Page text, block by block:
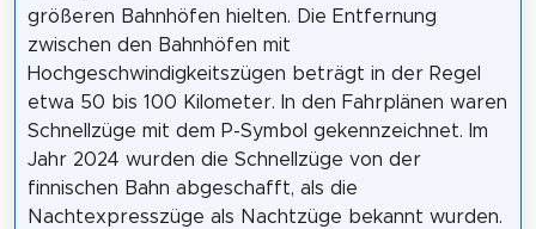
größeren Bahnhöfen hielten. Die Entfernung
zwischen den Bahnhöfen mit
Hochgeschwindigkeitszügen beträgt in der Regel
etwa 50 bis 100 Kilometer. In den Fahrplänen waren
Schnellzüge mit dem P-Symbol gekennzeichnet. Im
Jahr 2024 wurden die Schnellzüge von der
finnischen Bahn abgeschafft, als die
Nachtexpresszüge als Nachtzüge bekannt wurden.